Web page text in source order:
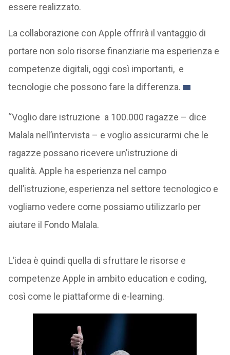
essere realizzato.
La collaborazione con Apple offrirà il vantaggio di
portare non solo risorse finanziarie ma esperienza e
competenze digitali, oggi così importanti, e
tecnologie che possono fare la differenza.
“Voglio dare istruzione a 100.000 ragazze – dice
Malala nell’intervista – e voglio assicurarmi che le
ragazze possano ricevere un’istruzione di
qualità. Apple ha esperienza nel campo
dell’istruzione, esperienza nel settore tecnologico e
vogliamo vedere come possiamo utilizzarlo per
aiutare il Fondo Malala.
L’idea è quindi quella di sfruttare le risorse e
competenze Apple in ambito education e coding,
così come le piattaforme di e-learning.